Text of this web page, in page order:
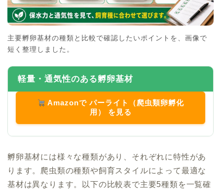
主要孵卵基材の種類と比較で確認したいポイントを、画像で
短く整理しました。
軽量・通気性のある孵卵基材
Amazonで パーライト（爬虫類卵孵化
用） を見る
孵卵基材には様々な種類があり、それぞれに特性があ
ります。爬虫類の種類や飼育スタイルによって最適な
基材は異なります。以下の比較表で主要5種類を一覧確